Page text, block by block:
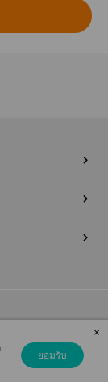
Limited
ยอมรับ
×